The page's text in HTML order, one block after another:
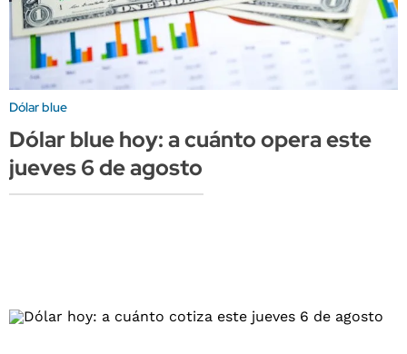
Dólar blue
Dólar blue hoy: a cuánto opera este
jueves 6 de agosto